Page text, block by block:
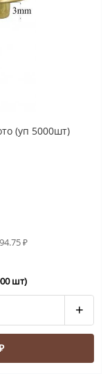
(уп 5000шт)
₽
шт)
+